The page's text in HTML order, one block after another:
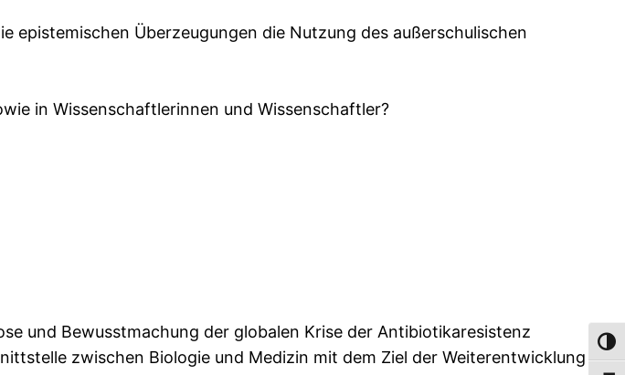
epistemischen Überzeugungen die Nutzung des außerschulischen
in Wissenschaftlerinnen und Wissenschaftler?
und Bewusstmachung der globalen Krise der Antibiotikaresistenz
zwischen Biologie und Medizin mit dem Ziel der Weiterentwicklung